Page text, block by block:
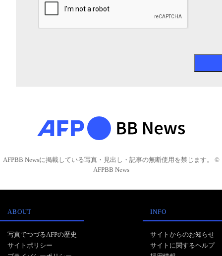
AFPBB Newsに掲載している写真・見出し・記事の無断使用を禁じます。 ©
AFPBB News
ABOUT
写真でつづるAFPの歴史
サイトポリシー
INFO
サイトからのお知らせ
サイトに関するヘルプ